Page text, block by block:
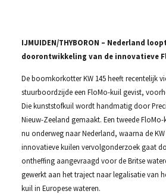
IJMUIDEN/THYBORON – Nederland
doorontwikkeling van de innovatieve
De boomkorkotter KW 145 heeft recentelijk
stuurboordzijde een FloMo-kuil gevist,
Die kunststofkuil wordt handmatig door
Nieuw-Zeeland gemaakt. Een tweede
nu onderweg naar Nederland, waarna de KW
innovatieve kuilen vervolgonderzoek gaat
ontheffing aangevraagd voor de Britse
gewerkt aan het traject naar legalisatie van
kuil in Europese wateren.